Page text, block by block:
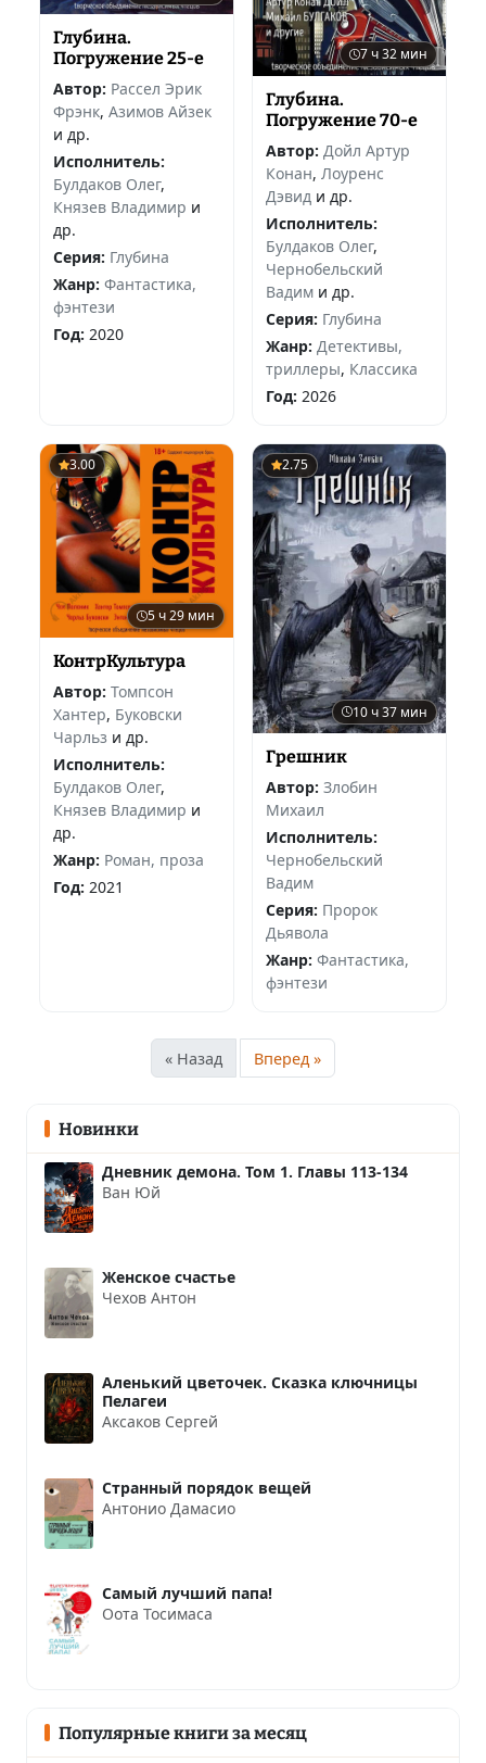
Глубина.
Погружение 25-е
Автор: Рассел Эрик
Фрэнк, Азимов Айзек
и др.
Исполнитель:
Булдаков Олег,
Князев Владимир и
др.
Серия: Глубина
Жанр: Фантастика,
фэнтези
Год: 2020
7 ч 32 мин
Глубина.
Погружение 70-е
Автор: Дойл Артур
Конан, Лоуренс
Дэвид и др.
Исполнитель:
Булдаков Олег,
Чернобельский
Вадим и др.
Серия: Глубина
Жанр: Детективы,
триллеры, Классика
Год: 2026
3.00
5 ч 29 мин
КонтрКультура
Автор: Томпсон
Хантер, Буковски
Чарльз и др.
Исполнитель:
Булдаков Олег,
Князев Владимир и
др.
Жанр: Роман, проза
Год: 2021
2.75
10 ч 37 мин
Грешник
Автор: Злобин
Михаил
Исполнитель:
Чернобельский
Вадим
Серия: Пророк
Дьявола
Жанр: Фантастика,
фэнтези
« Назад Вперед »
Новинки
Дневник демона. Том 1. Главы 113-134
Ван Юй
Женское счастье
Чехов Антон
Аленький цветочек. Сказка ключницы
Пелагеи
Аксаков Сергей
Странный порядок вещей
Антонио Дамасио
Самый лучший папа!
Оота Тосимаса
Популярные книги за месяц